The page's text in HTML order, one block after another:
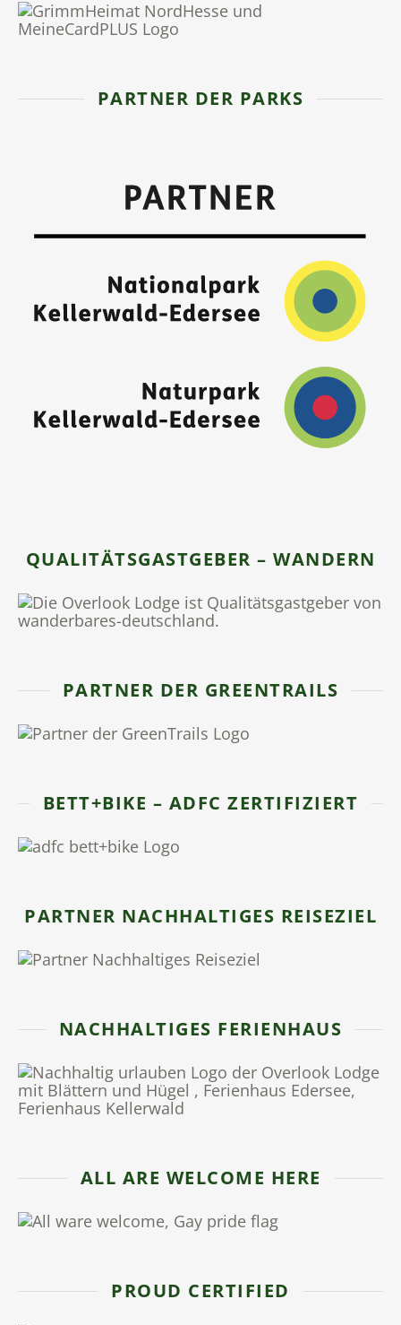
PARTNER DER PARKS
QUALITÄTSGASTGEBER – WANDERN
PARTNER DER GREENTRAILS
BETT+BIKE – ADFC ZERTIFIZIERT
PARTNER NACHHALTIGES REISEZIEL
NACHHALTIGES FERIENHAUS
ALL ARE WELCOME HERE
PROUD CERTIFIED